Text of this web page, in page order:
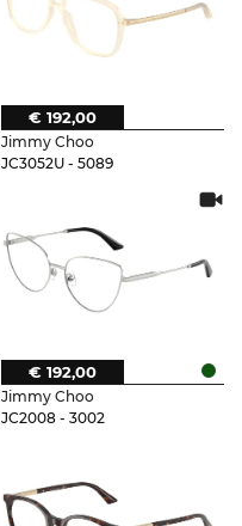
Jimmy Choo
JC3052U - 5089
€ 192,00
Jimmy Choo
JC2008 - 3002
€ 192,00